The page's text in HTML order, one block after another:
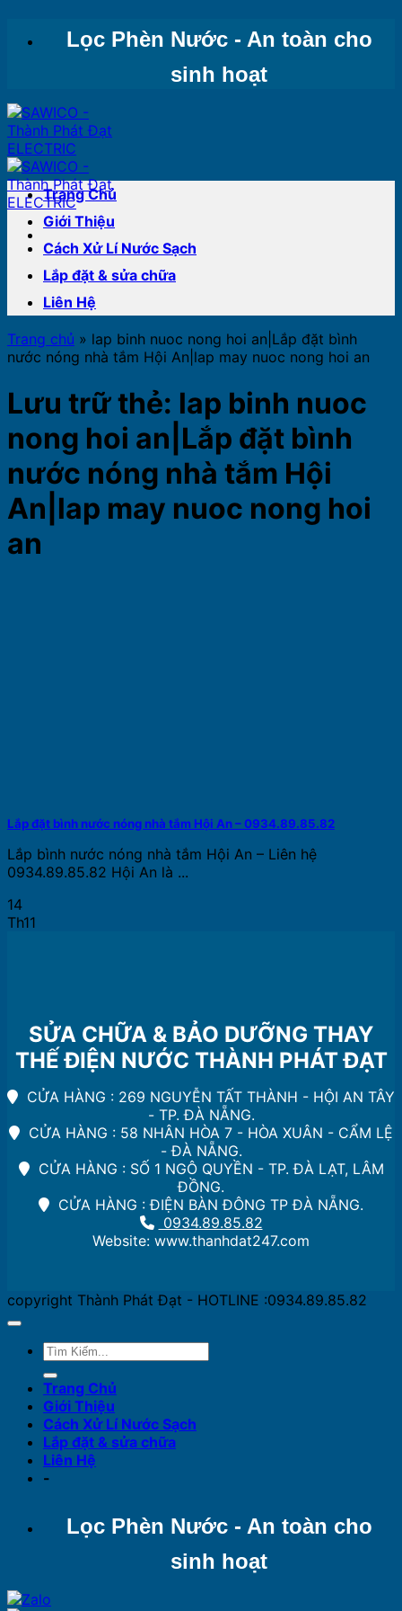
qua
Lọc Phèn Nước - An toàn cho
sinh hoạt
Trang Chủ
Giới Thiệu
Cách Xử Lí Nước Sạch
Lắp đặt & sửa chữa
Liên Hệ
Trang chủ » lap binh nuoc nong hoi an|Lắp đặt bình
nước nóng nhà tắm Hội An|lap may nuoc nong hoi an
Lưu trữ thẻ: lap binh nuoc
nong hoi an|Lắp đặt bình
nước nóng nhà tắm Hội
An|lap may nuoc nong hoi
an
Lắp đặt bình nước nóng nhà tắm Hội An – 0934.89.85.82
Lắp bình nước nóng nhà tắm Hội An – Liên hệ
0934.89.85.82 Hội An là ...
14
Th11
SỬA CHỮA & BẢO DƯỠNG THAY
THẾ ĐIỆN NƯỚC THÀNH PHÁT ĐẠT
CỬA HÀNG : 269 NGUYỄN TẤT THÀNH - HỘI AN TÂY
- TP. ĐÀ NẴNG.
CỬA HÀNG : 58 NHÂN HÒA 7 - HÒA XUÂN - CẨM LỆ
- ĐÀ NẴNG.
CỬA HÀNG : SỐ 1 NGÔ QUYỀN - TP. ĐÀ LẠT, LÂM
ĐỒNG.
CỬA HÀNG : ĐIỆN BÀN ĐÔNG TP ĐÀ NẴNG.
0934.89.85.82
Website: www.thanhdat247.com
copyright Thành Phát Đạt - HOTLINE :0934.89.85.82
Trang Chủ
Giới Thiệu
Cách Xử Lí Nước Sạch
Lắp đặt & sửa chữa
Liên Hệ
-
Lọc Phèn Nước - An toàn cho
sinh hoạt